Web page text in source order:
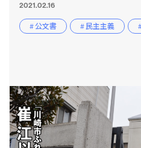
2021.02.16
# 公文書 # 民主主義